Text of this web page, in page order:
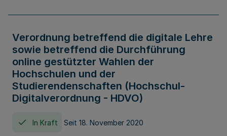
Verordnung betreffend die digitale Lehre
sowie betreffend die Durchführung
online gestützter Wahlen der
Hochschulen und der
Studierendenschaften (Hochschul-
Digitalverordnung - HDVO)
In Kraft Seit 18. November 2020